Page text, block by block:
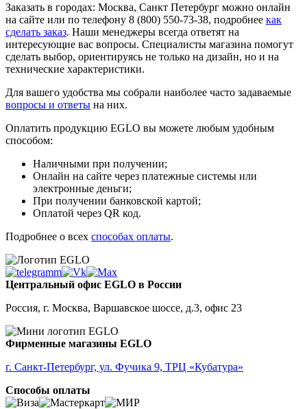
Заказать в городах: Москва, Санкт Петербург можно онлайн
на сайте или по телефону 8 (800) 550-73-38, подробнее как
сделать заказ. Наши менеджеры всегда ответят на
интересующие вас вопросы. Специалисты магазина помогут
сделать выбор, ориентируясь не только на дизайн, но и на
технические характеристики.
Для вашего удобства мы собрали наиболее часто задаваемые
вопросы и ответы на них.
Оплатить продукцию EGLO вы можете любым удобным
способом:
Наличными при получении;
Онлайн на сайте через платежные системы или
электронные деньги;
При получении банковской картой;
Оплатой через QR код.
Подробнее о всех способах оплаты.
Центральный офис EGLO в России
Россия, г. Москва, Варшавское шоссе, д.3, офис 23
Фирменные магазины EGLO
г. Санкт-Петербург, ул. Фучика 9, ТРЦ «Кубатура»
Способы оплаты